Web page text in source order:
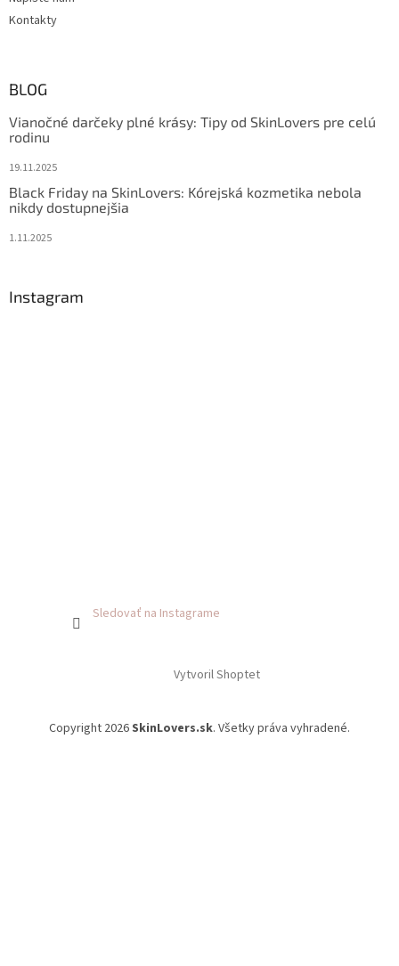
Kontakty
BLOG
Vianočné darčeky plné krásy: Tipy od SkinLovers pre celú
rodinu
19.11.2025
Black Friday na SkinLovers: Kórejská kozmetika nebola
nikdy dostupnejšia
1.11.2025
Instagram
Sledovať na Instagrame
Vytvoril Shoptet
Copyright 2026SkinLovers.sk. Všetky práva vyhradené.